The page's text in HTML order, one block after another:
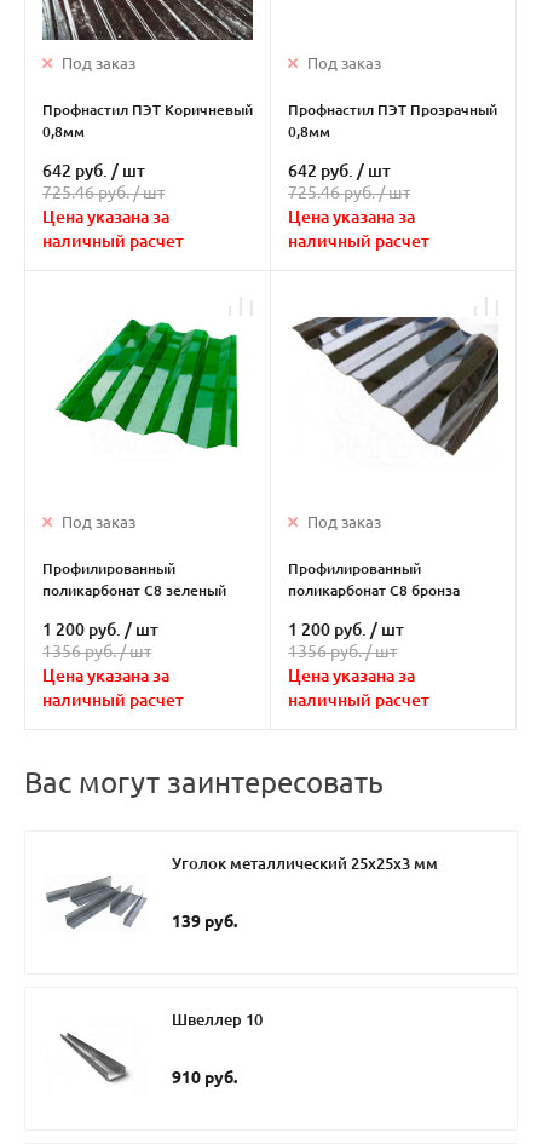
Под заказ
Профнастил ПЭТ Коричневый
0,8мм
642 руб. / шт
725.46 руб. /шт
Цена указана за
наличный расчет
Под заказ
Профнастил ПЭТ Прозрачный
0,8мм
642 руб. / шт
725.46 руб. /шт
Цена указана за
наличный расчет
Под заказ
Профилированный
поликарбонат С8 зеленый
1 200 руб. / шт
1356 руб. /шт
Цена указана за
наличный расчет
Под заказ
Профилированный
поликарбонат С8 бронза
1 200 руб. / шт
1356 руб. /шт
Цена указана за
наличный расчет
Вас могут заинтересовать
Уголок металлический 25х25х3 мм
139 руб.
Швеллер 10
910 руб.